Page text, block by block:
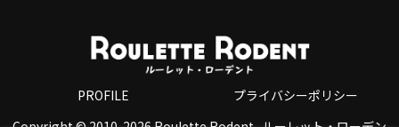
PROFILE
プライバシーポリシー